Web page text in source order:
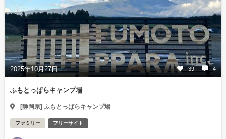
2025年10月27日 39 4
ふもとっぱらキャンプ場
[静岡県] ふもとっぱらキャンプ場
ファミリー フリーサイト